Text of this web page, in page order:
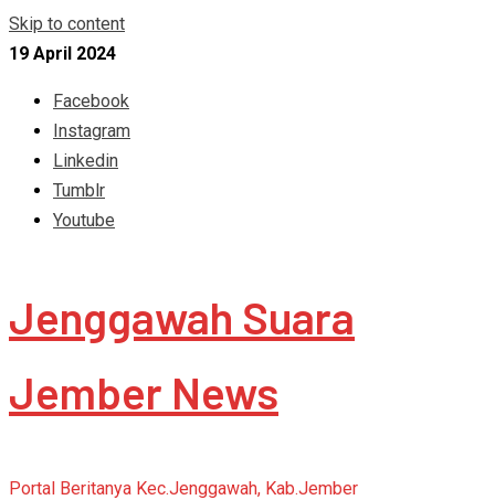
Skip to content
19 April 2024
Facebook
Instagram
Linkedin
Tumblr
Youtube
Jenggawah Suara
Jember News
Portal Beritanya Kec.Jenggawah, Kab.Jember